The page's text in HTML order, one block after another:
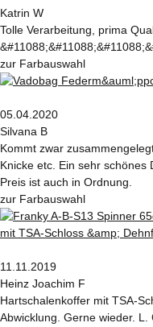
Katrin W
Tolle Verarbeitung, prima
zur Farbauswahl
05.04.2020
Silvana B
Kommt zwar
Knicke etc. Ein sehr schönes
Preis ist auch in Ordnung.
zur Farbauswahl
11.11.2019
Heinz Joachim F
Hartschalenkoffer mit TSA-
Abwicklung. Gerne wieder. L.